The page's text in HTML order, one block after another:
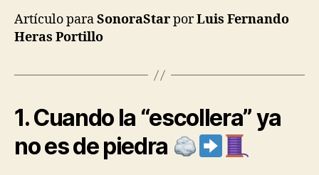
Artículo paraSonoraStarporLuis Fernando
Heras Portillo
1. Cuando la “escollera” ya
no es de piedra